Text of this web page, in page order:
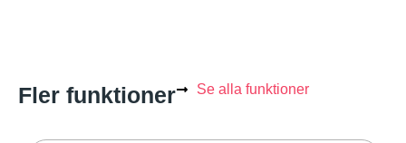
Fler funktioner Se alla funktioner